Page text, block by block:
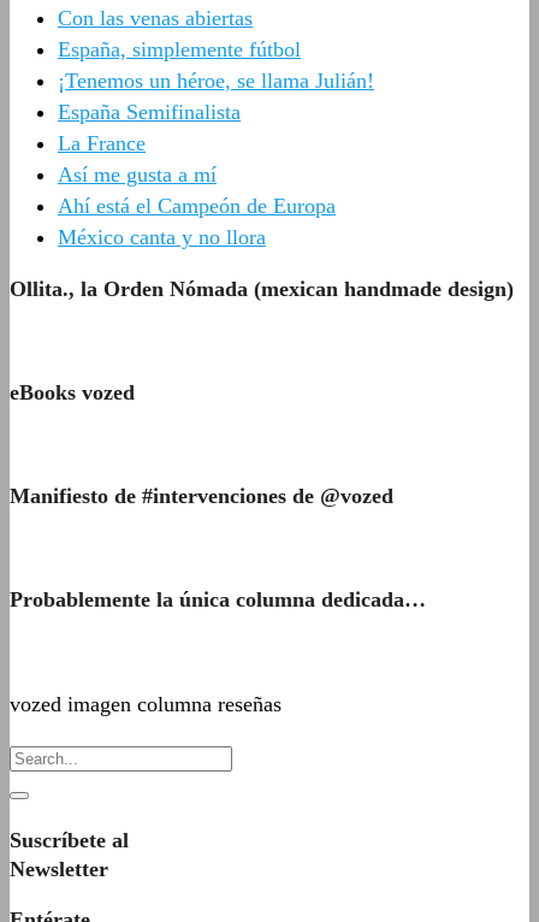
Con las venas abiertas
España, simplemente fútbol
¡Tenemos un héroe, se llama Julián!
España Semifinalista
La France
Así me gusta a mí
Ahí está el Campeón de Europa
México canta y no llora
Ollita., la Orden Nómada (mexican handmade design)
eBooks vozed
Manifiesto de #intervenciones de @vozed
Probablemente la única columna dedicada…
vozed imagen columna reseñas
Suscríbete al
Newsletter